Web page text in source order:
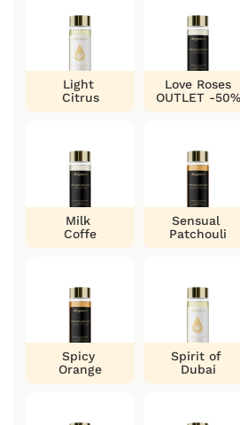
Light
Citrus
Love Roses
OUTLET -50%
Milk
Coffe
Sensual
Patchouli
Spicy
Orange
Spirit of
Dubai